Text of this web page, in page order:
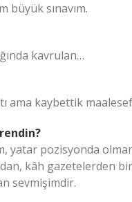
büyük sınavım.
kavrulan…
ama kaybettik
yatar pozisyonda
kâh gazetelerden
sevmişimdir.